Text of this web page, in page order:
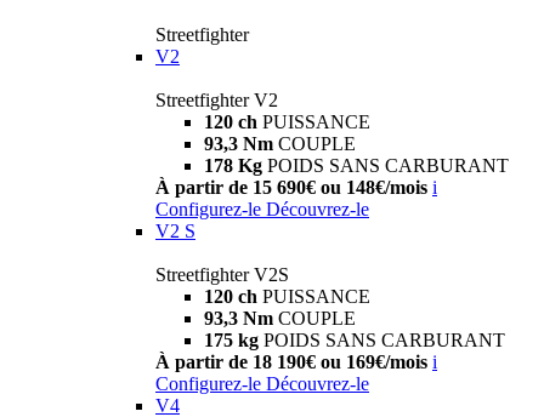
Streetfighter
V2
Streetfighter V2
120 ch PUISSANCE
93,3 Nm COUPLE
178 Kg POIDS SANS CARBURANT
À partir de 15 690€ ou 148€/mois i
Configurez-le Découvrez-le
V2 S
Streetfighter V2S
120 ch PUISSANCE
93,3 Nm COUPLE
175 kg POIDS SANS CARBURANT
À partir de 18 190€ ou 169€/mois i
Configurez-le Découvrez-le
V4